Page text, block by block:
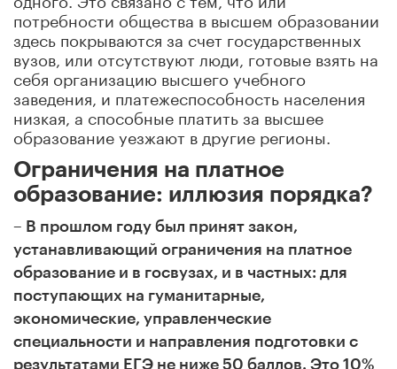
потребности общества в высшем образовании
здесь покрываются за счет государственных
вузов, или отсутствуют люди, готовые взять на
себя организацию высшего учебного
заведения, и платежеспособность населения
низкая, а способные платить за высшее
образование уезжают в другие регионы.
Ограничения на платное
образование: иллюзия порядка?
– В прошлом году был принят закон,
устанавливающий ограничения на платное
образование и в госвузах, и в частных: для
поступающих на гуманитарные,
экономические, управленческие
специальности и направления подготовки с
результатами ЕГЭ не ниже 50 баллов. Это 10%